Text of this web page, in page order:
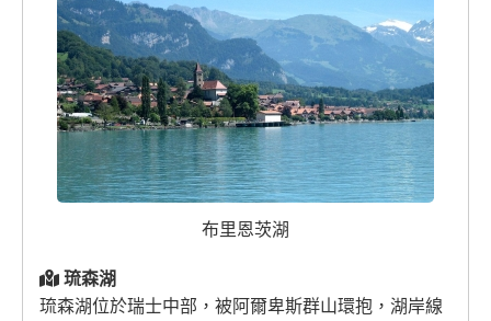
布里恩茨湖
琉森湖
琉森湖位於瑞士中部，被阿爾卑斯群山環抱，湖岸線